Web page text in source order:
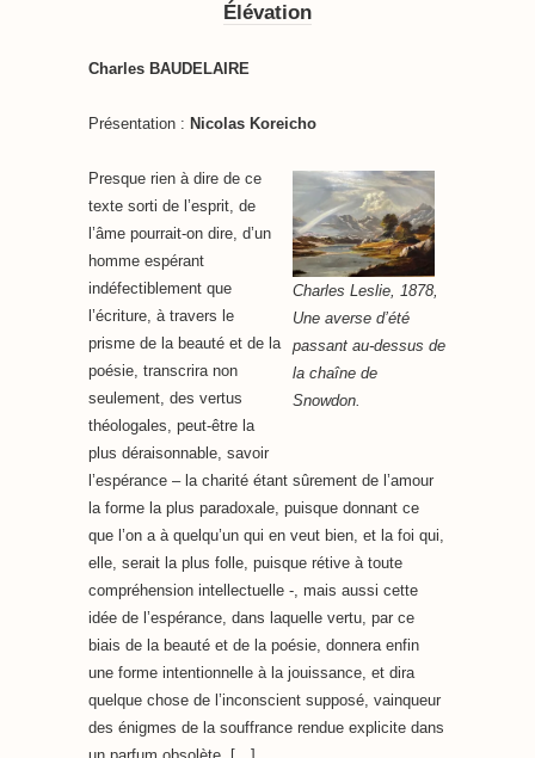
Élévation
Charles BAUDELAIRE
Présentation : Nicolas Koreicho
Charles Leslie, 1878,
Une averse d’été
passant au-dessus de
la chaîne de
Snowdon.
Presque rien à dire de ce
texte sorti de l’esprit, de
l’âme pourrait-on dire, d’un
homme espérant
indéfectiblement que
l’écriture, à travers le
prisme de la beauté et de la
poésie, transcrira non
seulement, des vertus
théologales, peut-être la
plus déraisonnable, savoir
l’espérance – la charité étant sûrement de l’amour
la forme la plus paradoxale, puisque donnant ce
que l’on a à quelqu’un qui en veut bien, et la foi qui,
elle, serait la plus folle, puisque rétive à toute
compréhension intellectuelle -, mais aussi cette
idée de l’espérance, dans laquelle vertu, par ce
biais de la beauté et de la poésie, donnera enfin
une forme intentionnelle à la jouissance, et dira
quelque chose de l’inconscient supposé, vainqueur
des énigmes de la souffrance rendue explicite dans